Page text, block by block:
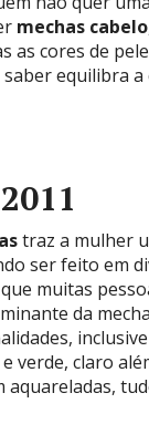
mechas cabelo
as cores de
saber equilibra
traz a mulher
ser feito em
muitas
da
verde, claro
aquareladas,